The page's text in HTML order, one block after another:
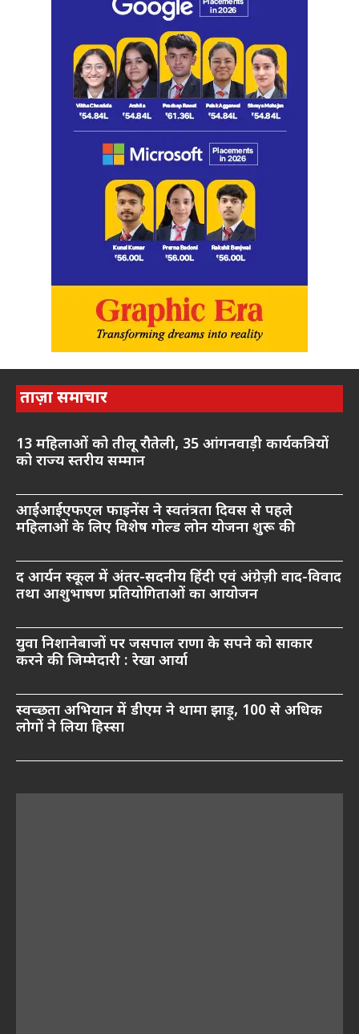
ताज़ा समाचार
13 महिलाओं को तीलू रौतेली, 35 आंगनवाड़ी कार्यकत्रियों
को राज्य स्तरीय सम्मान
आईआईएफएल फाइनेंस ने स्वतंत्रता दिवस से पहले
महिलाओं के लिए विशेष गोल्ड लोन योजना शुरू की
द आर्यन स्कूल में अंतर-सदनीय हिंदी एवं अंग्रेज़ी वाद-विवाद
तथा आशुभाषण प्रतियोगिताओं का आयोजन
युवा निशानेबाजों पर जसपाल राणा के सपने को साकार
करने की जिम्मेदारी : रेखा आर्या
स्वच्छता अभियान में डीएम ने थामा झाड़ू, 100 से अधिक
लोगों ने लिया हिस्सा